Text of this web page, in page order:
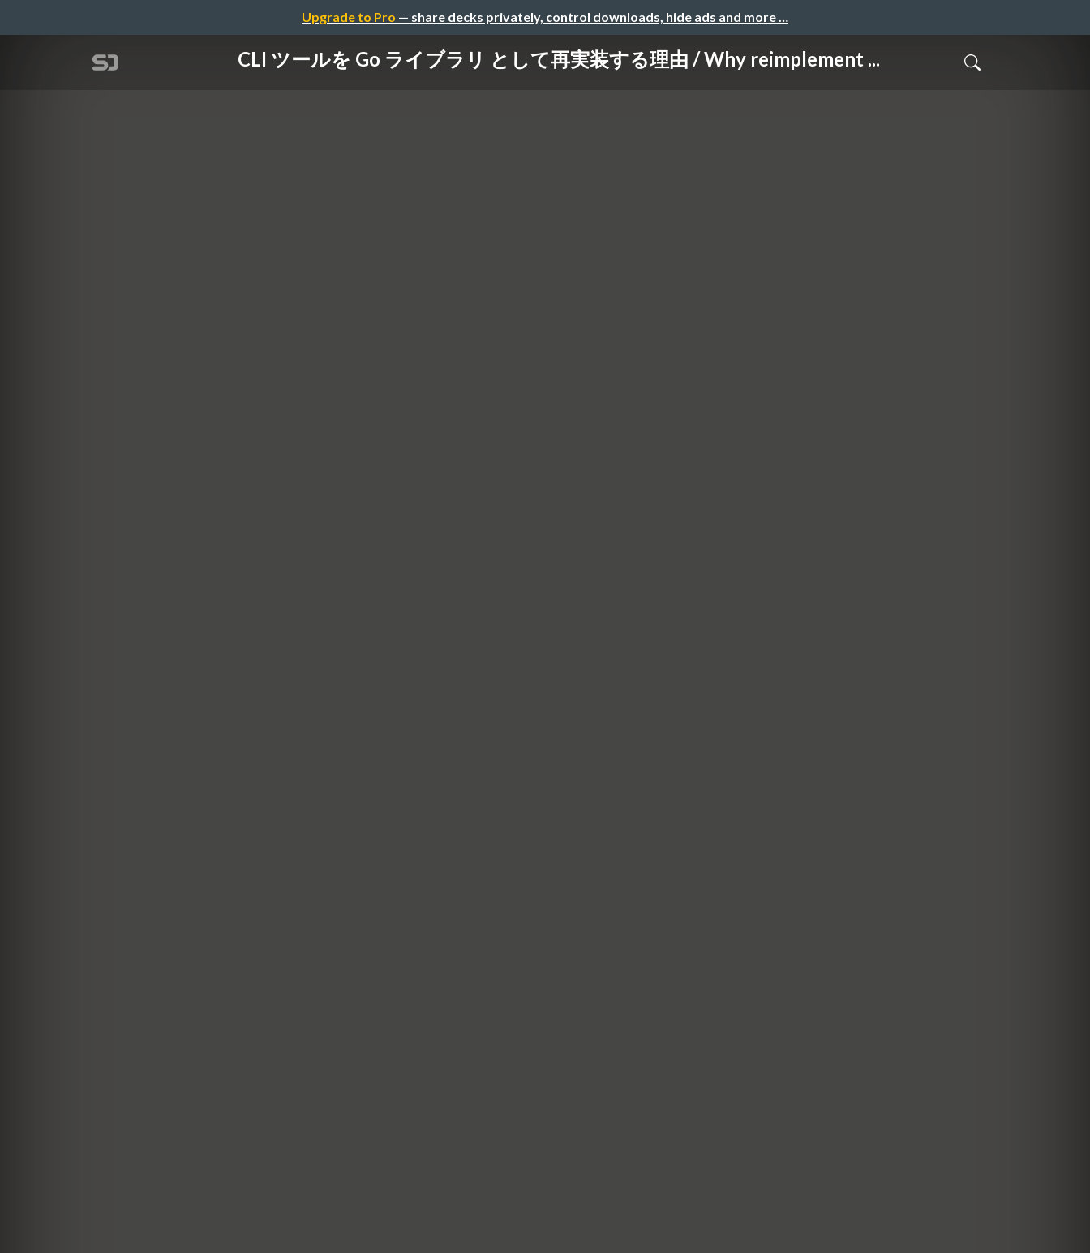
Upgrade to Pro — share decks privately, control downloads, hide ads and more …
CLI ツールを Go ライブラリ として再実装する理由 / Why reimplement ...